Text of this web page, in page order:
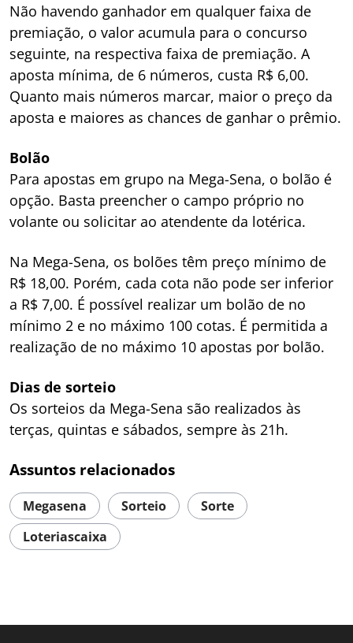
Não havendo ganhador em qualquer faixa de
premiação, o valor acumula para o concurso
seguinte, na respectiva faixa de premiação. A
aposta mínima, de 6 números, custa R$ 6,00.
Quanto mais números marcar, maior o preço da
aposta e maiores as chances de ganhar o prêmio.
Bolão
Para apostas em grupo na Mega-Sena, o bolão é
opção. Basta preencher o campo próprio no
volante ou solicitar ao atendente da lotérica.
Na Mega-Sena, os bolões têm preço mínimo de
R$ 18,00. Porém, cada cota não pode ser inferior
a R$ 7,00. É possível realizar um bolão de no
mínimo 2 e no máximo 100 cotas. É permitida a
realização de no máximo 10 apostas por bolão.
Dias de sorteio
Os sorteios da Mega-Sena são realizados às
terças, quintas e sábados, sempre às 21h.
Assuntos relacionados
Megasena Sorteio
Sorte
Loteriascaixa